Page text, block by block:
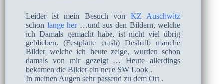
Leider ist mein Besuch von KZ Auschwitz
schon lange her…und aus den Bildern, welche
ich Damals gemacht habe, ist nicht viel übrig
geblieben. (Festplatte crash) Deshalb manche
Bilder welche ich heute zeige, wurden schon
damals von mir gezeigt … Heute allerdings
bekamen die Bilder ein neue SW Look .
In meinen Augen sehr passend zu dem Ort .